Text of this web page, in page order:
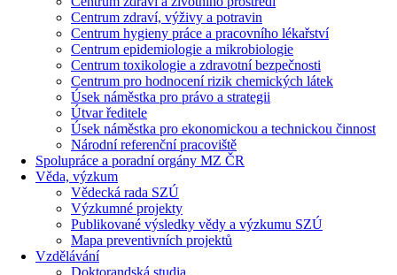
Centrum zdraví, výživy a potravin
Centrum hygieny práce a pracovního lékařství
Centrum epidemiologie a mikrobiologie
Centrum toxikologie a zdravotní bezpečnosti
Centrum pro hodnocení rizik chemických látek
Úsek náměstka pro právo a strategii
Útvar ředitele
Úsek náměstka pro ekonomickou a technickou činnost
Národní referenční pracoviště
Spolupráce a poradní orgány MZ ČR
Věda, výzkum
Vědecká rada SZÚ
Výzkumné projekty
Publikované výsledky vědy a výzkumu SZÚ
Mapa preventivních projektů
Vzdělávání
Doktorandská studia